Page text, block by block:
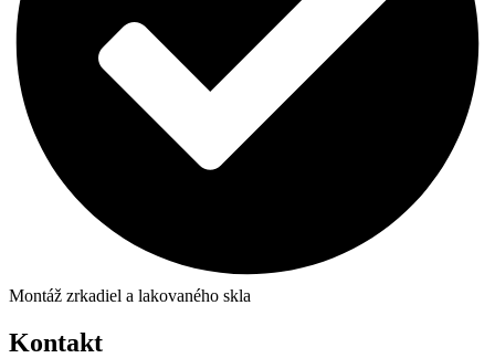
Montáž zrkadiel a lakovaného skla
Kontakt